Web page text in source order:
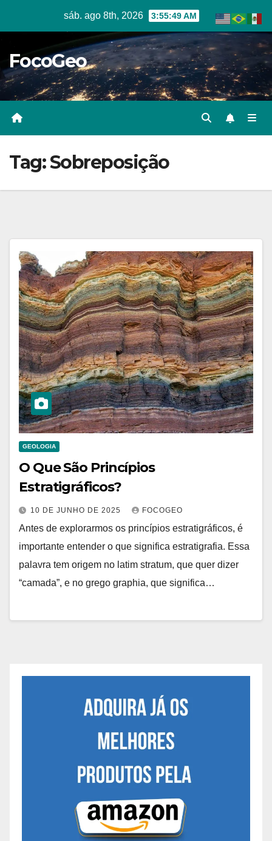
sáb. ago 8th, 2026 3:55:49 AM
FocoGeo
Tag:Sobreposição
GEOLOGIA
O Que São Princípios
Estratigráficos?
10 DE JUNHO DE 2025 FOCOGEO
Antes de explorarmos os princípios estratigráficos, é
importante entender o que significa estratigrafia. Essa
palavra tem origem no latim stratum, que quer dizer
“camada”, e no grego graphia, que significa…